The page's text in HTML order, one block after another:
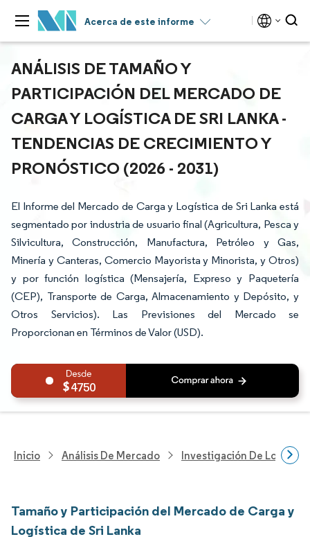
Acerca de este informe
ANÁLISIS DE TAMAÑO Y
PARTICIPACIÓN DEL MERCADO DE
CARGA Y LOGÍSTICA DE SRI LANKA -
TENDENCIAS DE CRECIMIENTO Y
PRONÓSTICO (2026 - 2031)
El Informe del Mercado de Carga y Logística de Sri Lanka está
segmentado por industria de usuario final (Agricultura, Pesca y
Silvicultura, Construcción, Manufactura, Petróleo y Gas,
Minería y Canteras, Comercio Mayorista y Minorista, y Otros)
y por función logística (Mensajería, Expreso y Paquetería
(CEP), Transporte de Carga, Almacenamiento y Depósito, y
Otros Servicios). Las Previsiones del Mercado se
Proporcionan en Términos de Valor (USD).
4750
Inicio Análisis De Mercado Investigación De Logística
Tamaño y Participación del Mercado de Carga y
Logística de Sri Lanka